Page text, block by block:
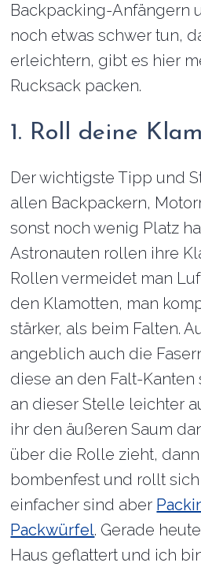
Backpacking-Anfängern
noch etwas schwer tun,
erleichtern, gibt es hier
Rucksack packen.
1. Roll deine
Der wichtigste Tipp und
allen Backpackern,
sonst noch wenig Platz
Astronauten rollen ihre
Rollen vermeidet man
den Klamotten, man
stärker, als beim Falten.
angeblich auch die
diese an den Falt-
an dieser Stelle leichter
ihr den äußeren Saum
über die Rolle zieht,
bombenfest und rollt
einfacher sind aber
Packwürfel. Gerade
Haus geflattert und ich